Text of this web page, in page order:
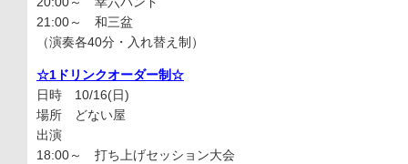
21:00～ 和三盆
（演奏各40分・入れ替え制）
☆1ドリンクオーダー制☆
日時 10/16(日)
場所 どない屋
出演
18:00～ 打ち上げセッション大会